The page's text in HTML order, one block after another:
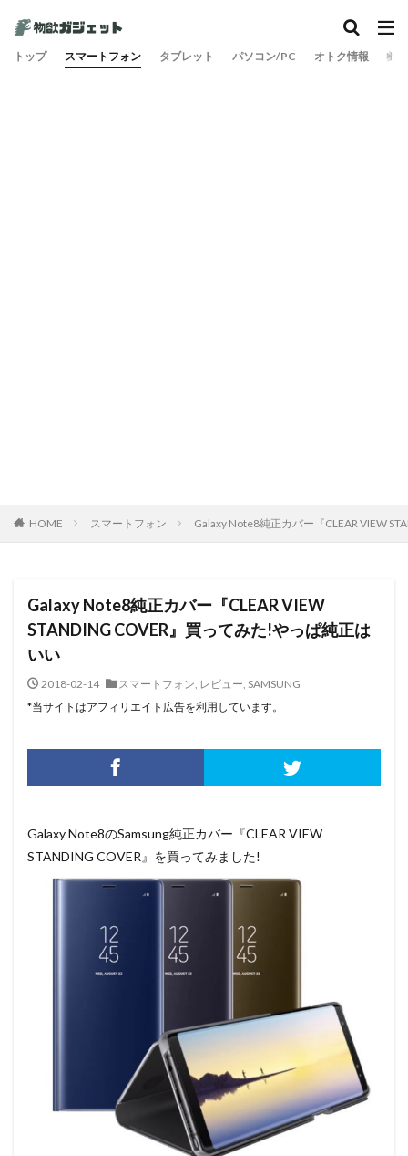
トップ スマートフォン タブレット パソコン/PC オトク情報 旅
HOME スマートフォン Galaxy Note8純正カバー『CLEAR VIEW
Galaxy Note8純正カバー『CLEAR VIEW
STANDING COVER』買ってみた!やっぱ純正は
いい
2018-02-14 スマートフォン, レビュー, SAMSUNG
*当サイトはアフィリエイト広告を利用しています。
Galaxy Note8のSamsung純正カバー『CLEAR VIEW
STANDING COVER』を買ってみました!
カテゴリー